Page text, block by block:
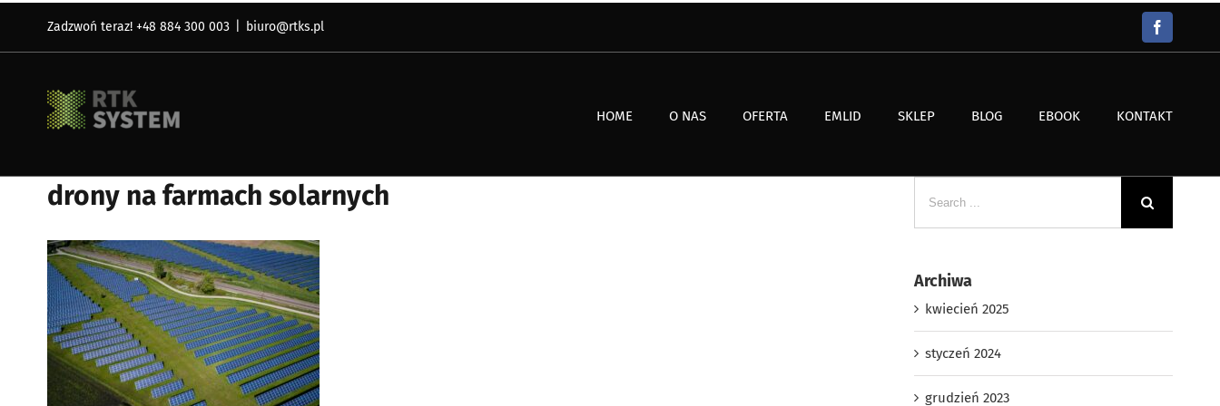
Zadzwoń teraz! +48 884 300 003 biuro@rtks.pl
HOME O NAS OFERTA EMLID SKLEP BLOG EBOOK KONTAKT
drony na farmach solarnych
Archiwa
kwiecień 2025
styczeń 2024
grudzień 2023